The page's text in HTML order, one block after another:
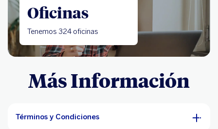
Oficinas
Tenemos 324 oficinas
Más Información
Términos y Condiciones